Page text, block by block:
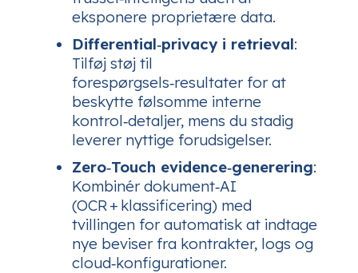
eksponere proprietære data.
Differential‑privacy i retrieval:
Tilføj støj til
forespørgsels‑resultater for at
beskytte følsomme interne
kontrol‑detaljer, mens du stadig
leverer nyttige forudsigelser.
Zero‑Touch evidence‑generering:
Kombinér dokument‑AI
(OCR + klassificering) med
tvillingen for automatisk at indtage
nye beviser fra kontrakter, logs og
cloud‑konfigurationer.